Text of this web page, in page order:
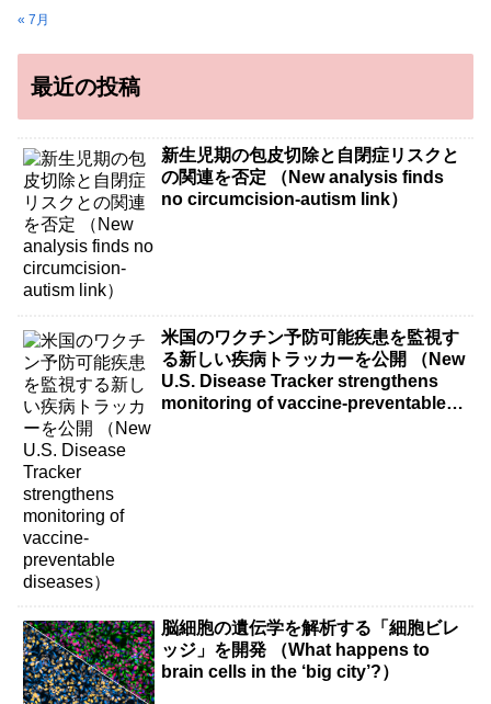
« 7月
最近の投稿
新生児期の包皮切除と自閉症リスクと
の関連を否定 （New analysis finds
no circumcision-autism link）
米国のワクチン予防可能疾患を監視す
る新しい疾病トラッカーを公開 （New
U.S. Disease Tracker strengthens
monitoring of vaccine-preventable
脳細胞の遺伝学を解析する「細胞ビレ
ッジ」を開発 （What happens to
brain cells in the ‘big city’?）